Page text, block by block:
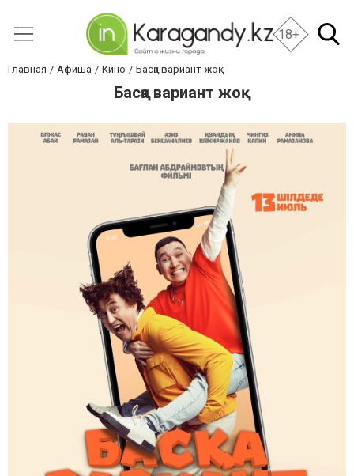
18+
Главная Афиша Кино Басқа вариант жоқ
Басқа вариант жоқ